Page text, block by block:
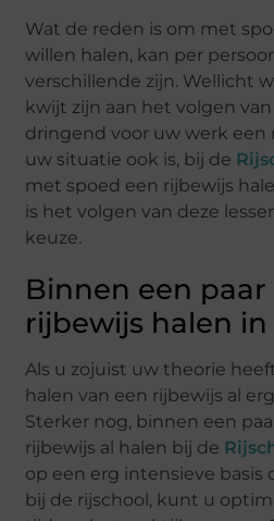
Wat de reden is om met
willen halen, kan per
verschillende zijn. Wellicht
kwijt zijn aan het volgen
dringend voor uw werk een
uw situatie ook is, bij de
met spoed een rijbewijs
is het volgen van deze
keuze.
Binnen een paar
rijbewijs halen in
Als u zojuist uw theorie
halen van een rijbewijs al
Sterker nog, binnen een
rijbewijs al halen bij de
op een erg intensieve basis
bij de rijschool, kunt u